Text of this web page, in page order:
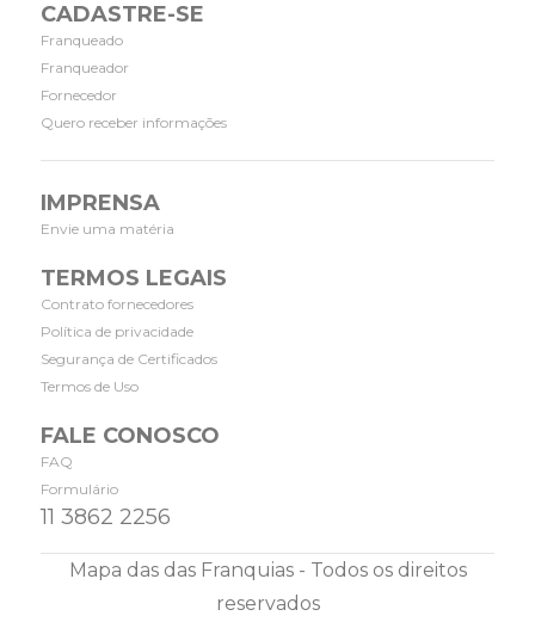
CADASTRE-SE
Franqueado
Franqueador
Fornecedor
Quero receber informações
IMPRENSA
Envie uma matéria
TERMOS LEGAIS
Contrato fornecedores
Política de privacidade
Segurança de Certificados
Termos de Uso
FALE CONOSCO
FAQ
Formulário
11 3862 2256
Mapa das das Franquias - Todos os direitos
reservados